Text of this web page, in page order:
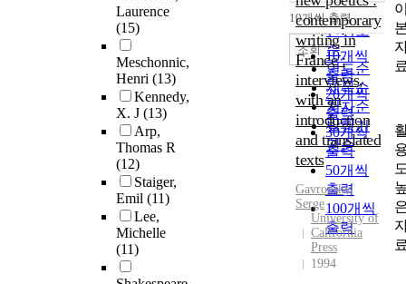
Laurence
(15)
Meschonnic,
Henri (13)
Kennedy,
X. J (13)
Arp,
Thomas R
(12)
Staiger,
Emil (11)
Lee,
Michelle
(11)
순
인기도
순
연도순
제목순
저자순
발행기
관순
내림차순
10개씩 출력
10개씩
출력
20개씩
출력
30개씩
출력
50개씩
출력
100개씩
출력
조회
contemporary
writing in
France :
interviews,
with an
introduction
and translated
texts
Gavronsky,
Serge
University of
California
Press
1994